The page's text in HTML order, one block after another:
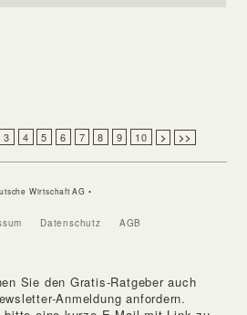
3 4 5 6 7 8 9 10 > >>
Wirtschaft AG •
Datenschutz AGB
Sie den Gratis-Ratgeber auch
Anmeldung anfordern.